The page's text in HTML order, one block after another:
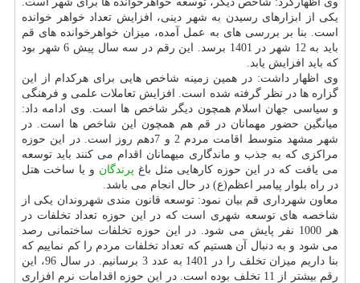
یكی از ابزارهای رسیدن به شهر دینی، افزایش تعداد خواهر خوانده
است. بنا بر بررسی های به عمل آمده، میزان خواهرخوانده های قم
باید به 12 شهر در 1401 برسد. این رقم در سه سال پیش 6 شهر بود
كه باید افزایش یابد.
وی اظهار داشت: در همین زمینه شاخص هایی برای هركدام از این
گزاره ها در نظر گرفته شده است. افزایش تعاملات علمی و فرهنگی
و سیاسی جهان اسلام همچون دیگر شاخص ها است. وی ادامه داد:
میانگین حضور مهمانان در قم هم همچون این شاخص ها است. در
شهر مشهد متوسط اقامت مردم 2 و 7دهم روز است. در این حوزه
مراكزی كه به جذب و ماندگاری میهمانان اقدام می كنند باید توسعه
می یافت كه در این حوزه كارهایی مثل باغ پرندگان و یا ساخت هتل
در راه بلوار پیامبر اعظم(ع) در حال انجام می باشد.
معاون شهرداری قم بیان نمود: توسعه قانون مندی شهروندان یكی از
شاخصه های توسعه شهری است كه در این حوزه تعداد تخلفات در
هر 1000 نفر پایش می شود. در این حوزه تخلفات ساختمانی رصد
می شود و به دنبال آن هستیم كه تعداد تخلفات مردم را كم نماییم كه
بنا داریم میزان تخلف را در 1401 به عدد 3 برسانیم. در سال 96، این
رقم بیشتر از 11 تخلف بوده است. در این حوزه اقدامات نرم افزاری